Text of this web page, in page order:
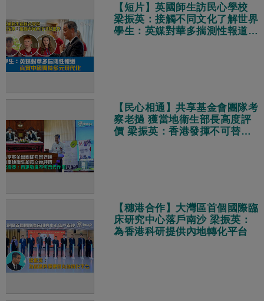
【短片】英國師生訪民心學校
梁振英：接觸不同文化了解世界
學生：英媒對華多揣測性報道
【民心相通】共享基金會團隊考
察老撾 獲當地衞生部長高度評
價 梁振英：香港發揮不可替代
【穗港合作】大灣區首個國際臨
床研究中心落戶南沙 梁振英：
為香港科研提供內地轉化平台